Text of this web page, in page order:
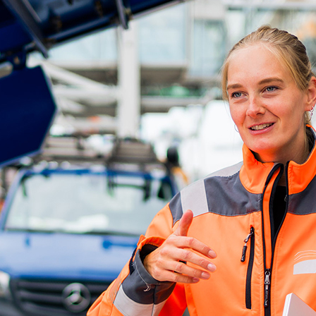
Center der HPA
aller Verkehrsmeldungen im Hafen am